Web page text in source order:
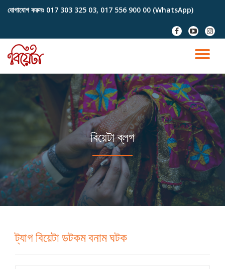
content
যোগাযোগ করুনঃ 017 303 325 03, 017 556 900 00 (WhatsApp)
fa-
facebook
fa-
youtube-
play
fa-
বিয়েটা ব্লগ
ট্যাগবিয়েটা ডটকম বনাম ঘটক